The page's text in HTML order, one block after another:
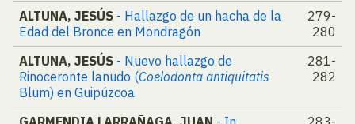
ALTUNA, JESÚS - Hallazgo de un hacha de la
Edad del Bronce en Mondragón
279-
280
ALTUNA, JESÚS - Nuevo hallazgo de
Rinoceronte lanudo (Coelodonta antiquitatis
Blum) en Guipúzcoa
281-
282